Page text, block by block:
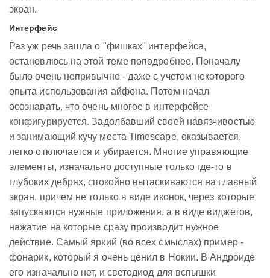
экран.
Интерфейс
Раз уж речь зашла о "фишках" интерфейса,
остановлюсь на этой теме поподробнее. Поначалу
было очень непривычно - даже с учетом некоторого
опыта использования айфона. Потом начал
осознавать, что очень многое в интерфейсе
конфигурируется. Задолбавший своей навязчивостью
и занимающий кучу места Timescape, оказывается,
легко отключается и убирается. Многие управяющие
элементы, изначально доступные только где-то в
глубоких дебрях, спокойно вытаскиваются на главный
экран, причем не только в виде иконок, через которые
запускаются нужные приложения, а в виде виджетов,
нажатие на которые сразу производит нужное
действие. Самый яркий (во всех смыслах) пример -
фонарик, который я очень ценил в Нокии. В Андроиде
его изначально нет, и светодиод для вспышки